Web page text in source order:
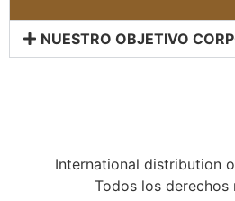
NUESTRO OBJETIVO
International distribution
Todos los derechos